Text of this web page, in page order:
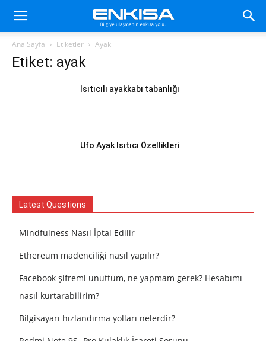
Ana Sayfa Etiketler Ayak
Etiket: ayak
Isıtıcılı ayakkabı tabanlığı
Ufo Ayak Isıtıcı Özellikleri
Latest Questions
Mindfulness Nasıl İptal Edilir
Ethereum madenciliği nasıl yapılır?
Facebook şifremi unuttum, ne yapmam gerek? Hesabımı
nasıl kurtarabilirim?
Bilgisayarı hızlandırma yolları nelerdir?